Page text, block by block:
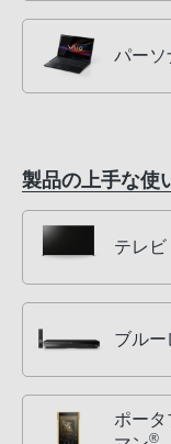
パーソ
製品の上手な使
テレビ
ブル
ポータ
®